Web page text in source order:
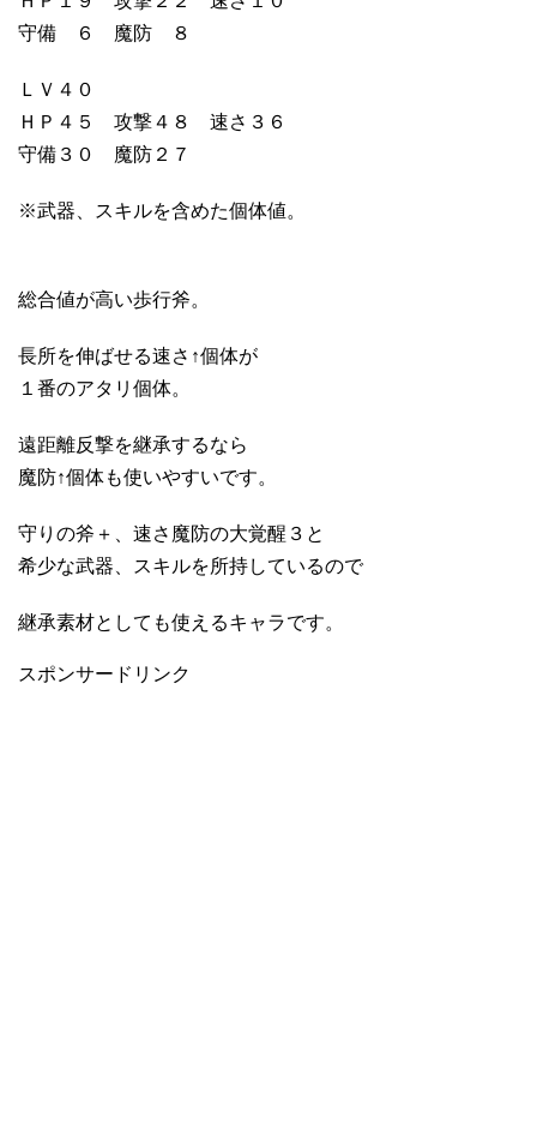
守備 ６ 魔防 ８
ＬＶ４０
ＨＰ４５ 攻撃４８ 速さ３６
守備３０ 魔防２７
※武器、スキルを含めた個体値。
総合値が高い歩行斧。
長所を伸ばせる速さ↑個体が
１番のアタリ個体。
遠距離反撃を継承するなら
魔防↑個体も使いやすいです。
守りの斧＋、速さ魔防の大覚醒３と
希少な武器、スキルを所持しているので
継承素材としても使えるキャラです。
スポンサードリンク